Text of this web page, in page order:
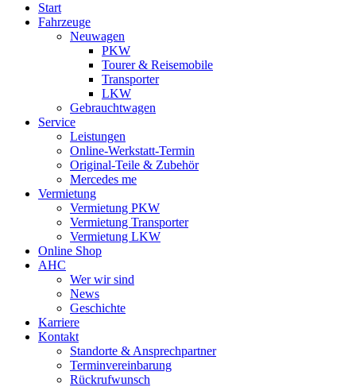
Start
Fahrzeuge
Neuwagen
PKW
Tourer & Reisemobile
Transporter
LKW
Gebrauchtwagen
Service
Leistungen
Online-Werkstatt-Termin
Original-Teile & Zubehör
Mercedes me
Vermietung
Vermietung PKW
Vermietung Transporter
Vermietung LKW
Online Shop
AHC
Wer wir sind
News
Geschichte
Karriere
Kontakt
Standorte & Ansprechpartner
Terminvereinbarung
Rückrufwunsch